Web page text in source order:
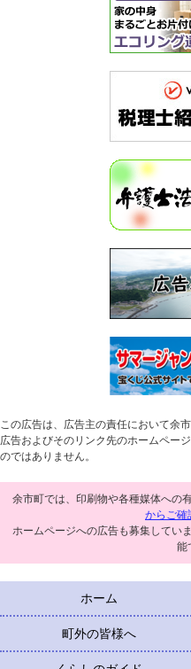
この広告は、広告主の責任において余
広告およびそのリンク先のホームペー
のではありません。
余市町では、印刷物や各種媒体への
からご確
ホームページへの広告も募集してい
能
ホーム
町外の皆様へ